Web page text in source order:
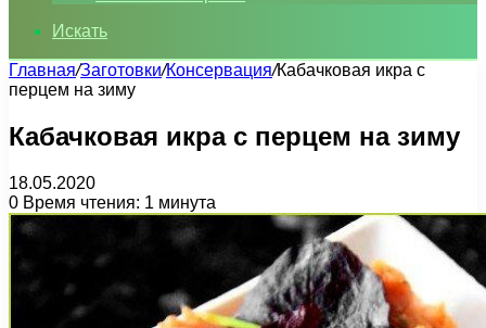
Искать
Главная/Заготовки/Консервация/Кабачковая икра с
перцем на зиму
Кабачковая икра с перцем на зиму
18.05.2020
0 Время чтения: 1 минута